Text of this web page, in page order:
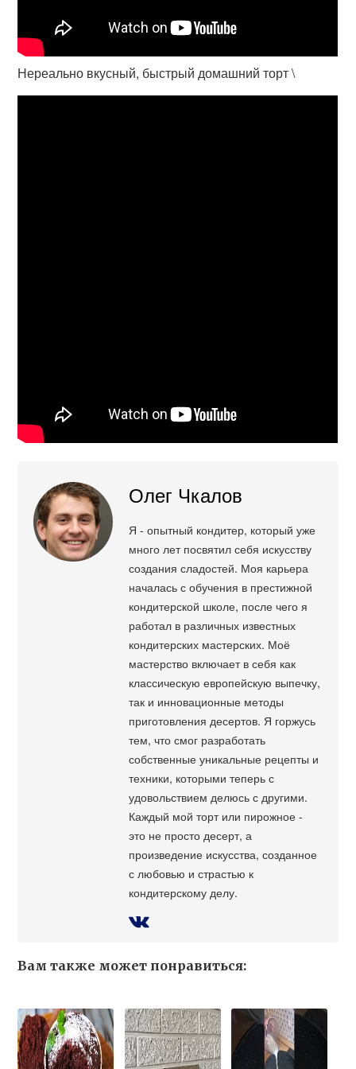
Нереально вкусный, быстрый домашний торт \
Олег Чкалов
Я - опытный кондитер, который уже
много лет посвятил себя искусству
создания сладостей. Моя карьера
началась с обучения в престижной
кондитерской школе, после чего я
работал в различных известных
кондитерских мастерских. Моё
мастерство включает в себя как
классическую европейскую выпечку,
так и инновационные методы
приготовления десертов. Я горжусь
тем, что смог разработать
собственные уникальные рецепты и
техники, которыми теперь с
удовольствием делюсь с другими.
Каждый мой торт или пирожное -
это не просто десерт, а
произведение искусства, созданное
с любовью и страстью к
кондитерскому делу.
Вам также может понравиться: